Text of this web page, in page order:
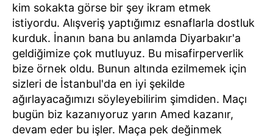
kim sokakta görse bir şey ikram etmek
istiyordu. Alışveriş yaptığımız esnaflarla dostluk
kurduk. İnanın bana bu anlamda Diyarbakır'a
geldiğimize çok mutluyuz. Bu misafirperverlik
bize örnek oldu. Bunun altında ezilmemek için
sizleri de İstanbul'da en iyi şekilde
ağırlayacağımızı söyleyebilirim şimdiden. Maçı
bugün biz kazanıyoruz yarın Amed kazanır,
devam eder bu işler. Maça pek değinmek